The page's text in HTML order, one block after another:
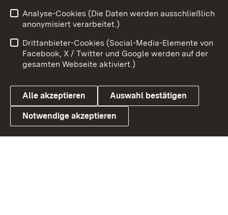
Link zum Landesportal
Benutzungshinweise
Barrierefreiheit
Datenschutz
Cookies
Analyse-Cookies (Die Daten werden ausschließlich
anonymisiert verarbeitet.)
Drittanbieter-Cookies (Social-Media-Elemente von
Facebook, X / Twitter und Google werden auf der
gesamten Webseite aktiviert.)
Alle akzeptieren Auswahl bestätigen
Notwendige akzeptieren